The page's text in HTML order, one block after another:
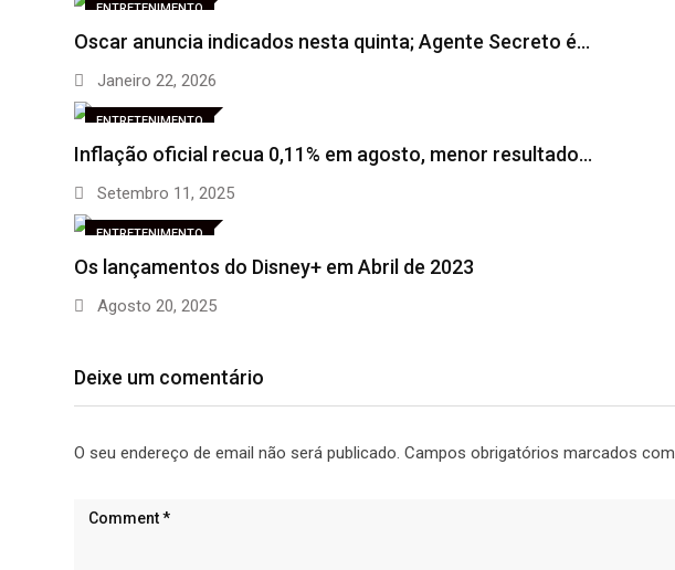
ENTRETENIMENTO
Oscar anuncia indicados nesta quinta; Agente Secreto é…
Janeiro 22, 2026
ENTRETENIMENTO
Inflação oficial recua 0,11% em agosto, menor resultado…
Setembro 11, 2025
ENTRETENIMENTO
Os lançamentos do Disney+ em Abril de 2023
Agosto 20, 2025
Deixe um comentário
O seu endereço de email não será publicado. Campos obrigatórios marcados com